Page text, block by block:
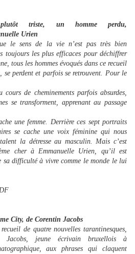
triste, un homme perdu,
Urien
le sens de la vie n’est pas très bien
toujours les plus efficaces pour déchiffrer
tous les hommes évoqués dans ce recueil
se perdent et parfois se retrouvent. Pour le
cours de cheminements parfois absurdes,
se transforment, apprenant au passage
une femme. Derrière ces sept portraits
se cache une voix féminine qui nous
la détresse au masculin. Mais c’est
cher à Emmanuelle Urien, qu’il est
sa difficulté à vivre comme le monde le lui
City, de Corentin Jacobs
de quatre nouvelles tarantinesques,
Jacobs, jeune écrivain bruxellois à
aux phrases qui claquent